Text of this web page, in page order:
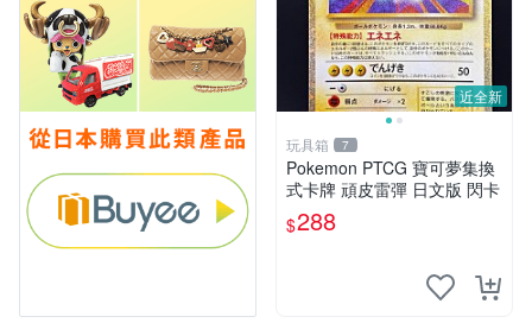
近全新
玩具箱 7
Pokemon PTCG 寶可夢集換
式卡牌 頑皮雷彈 日文版 閃卡
$288